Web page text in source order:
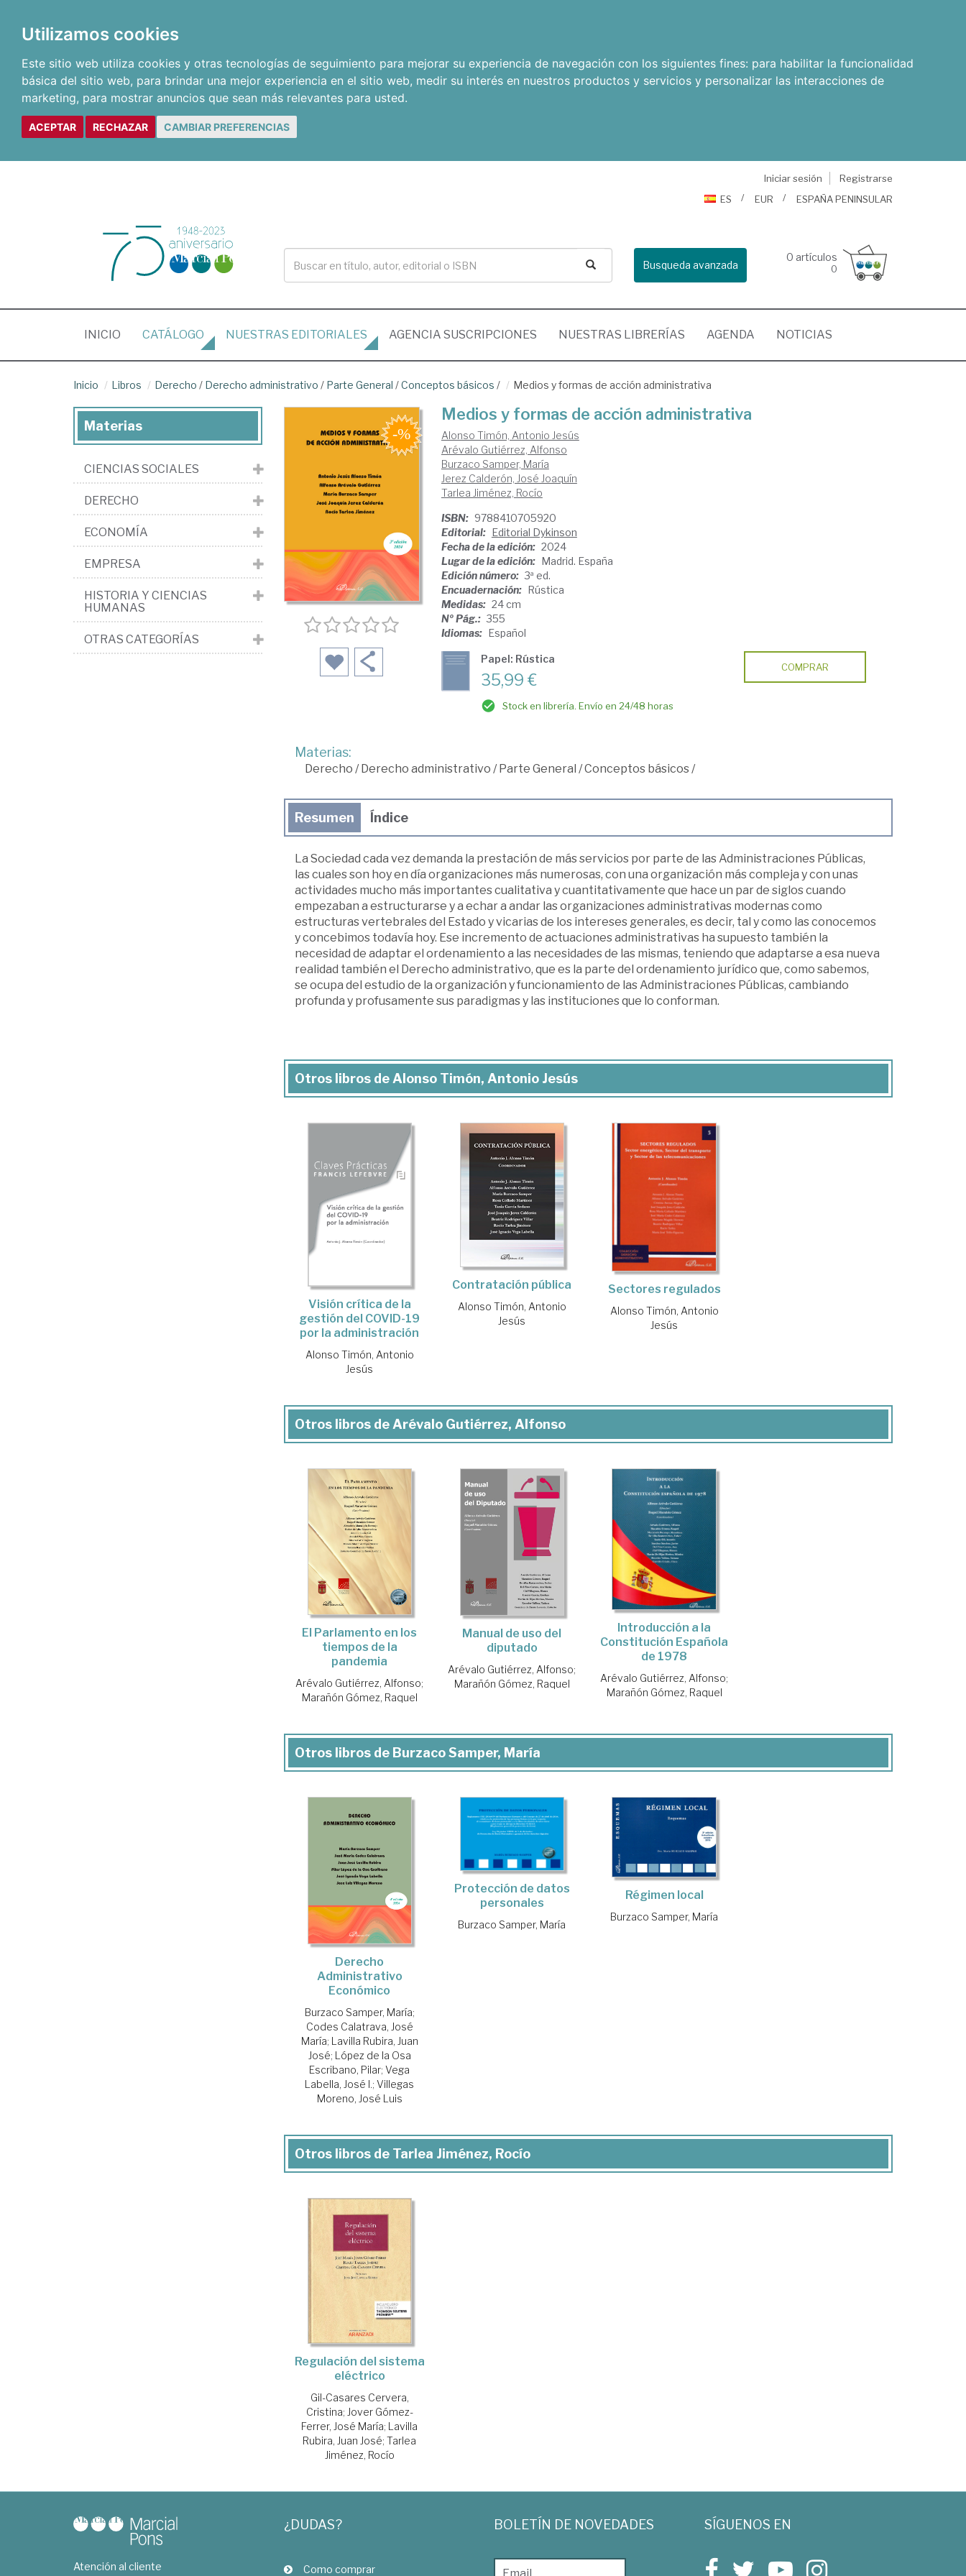
Utilizamos cookies
Este sitio web utiliza cookies y otras tecnologías de seguimiento para mejorar su experiencia de navegación con los siguientes fines: para habilitar la funcionalidad
básica del sitio web, para brindar una mejor experiencia en el sitio web, medir su interés en nuestros productos y servicios y personalizar las interacciones de
marketing, para mostrar anuncios que sean más relevantes para usted.
ACEPTAR RECHAZAR CAMBIAR PREFERENCIAS
Iniciar sesión
Registrarse
ES
EUR ESPAÑA PENINSULAR
Busqueda avanzada
0 artículos
0
INICIO (CURRENT)
CATÁLOGO NUESTRAS EDITORIALES AGENCIA SUSCRIPCIONES NUESTRAS LIBRERÍAS AGENDA NOTICIAS
Inicio Libros Derecho / Derecho administrativo / Parte General /Conceptos básicos / Medios y formas de acción administrativa
Medios y formas de acción administrativa
Alonso Timón, Antonio Jesús
Arévalo Gutiérrez, Alfonso
Burzaco Samper, María
Jerez Calderón, José Joaquín
Tarlea Jiménez, Rocío
ISBN: 9788410705920
Editorial: Editorial Dykinson
Fecha de la edición: 2024
Lugar de la edición: Madrid. España
Edición número: 3ª ed.
Encuadernación: Rústica
Medidas: 24 cm
Nº Pág.: 355
Idiomas: Español
Papel: Rústica
35,99 €
Stock en librería. Envío en 24/48 horas
COMPRAR
Materias:
Derecho /Derecho administrativo /Parte General /Conceptos básicos/
Resumen Índice
La Sociedad cada vez demanda la prestación de más servicios por parte de las Administraciones Públicas,
las cuales son hoy en día organizaciones más numerosas, con una organización más compleja y con unas
actividades mucho más importantes cualitativa y cuantitativamente que hace un par de siglos cuando
empezaban a estructurarse y a echar a andar las organizaciones administrativas modernas como
estructuras vertebrales del Estado y vicarias de los intereses generales, es decir, tal y como las conocemos
y concebimos todavía hoy. Ese incremento de actuaciones administrativas ha supuesto también la
necesidad de adaptar el ordenamiento a las necesidades de las mismas, teniendo que adaptarse a esa nueva
realidad también el Derecho administrativo, que es la parte del ordenamiento jurídico que, como sabemos,
se ocupa del estudio de la organización y funcionamiento de las Administraciones Públicas, cambiando
profunda y profusamente sus paradigmas y las instituciones que lo conforman.
Otros libros de Alonso Timón, Antonio Jesús
Visión crítica de la
gestión del COVID-19
por la administración
Alonso Timón, Antonio
Jesús
Contratación pública
Alonso Timón, Antonio
Jesús
Sectores regulados
Alonso Timón, Antonio
Jesús
Otros libros de Arévalo Gutiérrez, Alfonso
El Parlamento en los
tiempos de la
pandemia
Arévalo Gutiérrez, Alfonso;
Marañón Gómez, Raquel
Manual de uso del
diputado
Arévalo Gutiérrez, Alfonso;
Marañón Gómez, Raquel
Introducción a la
Constitución Española
de 1978
Arévalo Gutiérrez, Alfonso;
Marañón Gómez, Raquel
Otros libros de Burzaco Samper, María
Derecho
Administrativo
Económico
Burzaco Samper, María;
Codes Calatrava, José
María; Lavilla Rubira, Juan
José; López de la Osa
Escribano, Pilar;Vega
Labella, José I.;Villegas
Moreno, José Luis
Protección de datos
personales
Burzaco Samper, María
Régimen local
Burzaco Samper, María
Otros libros de Tarlea Jiménez, Rocío
Regulación del sistema
eléctrico
Gil-Casares Cervera,
Cristina; Jover Gómez-
Ferrer, José María; Lavilla
Rubira, Juan José;Tarlea
Jiménez, Rocío
Materias
CIENCIAS SOCIALES
DERECHO
ECONOMÍA
EMPRESA
HISTORIA Y CIENCIAS
HUMANAS
OTRAS CATEGORÍAS
Atención al cliente
¿DUDAS?
Como comprar
BOLETÍN DE NOVEDADES SÍGUENOS EN